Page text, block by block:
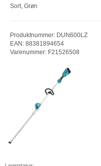
Sort, Grøn
Produktnummer: DUN600LZ
EAN: 88381894654
Varenummer: F21526508